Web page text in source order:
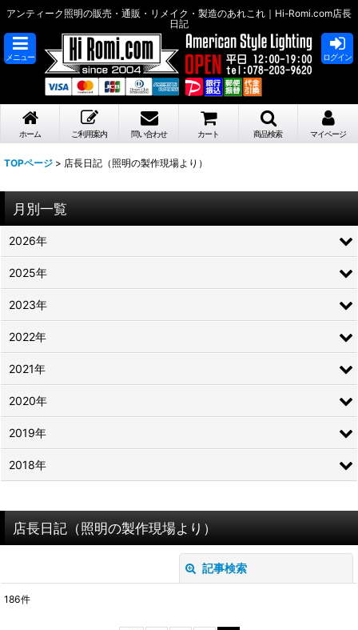
アンティーク照明の販売・通販・リメイク・製造のあれこれ｜Hi-Romi.com店長
日記
メニュー ログイン
ホーム ご利用案内 問い合わせ カート 商品検索 マイページ
TOPページ > 店長日記（照明の製作現場より）
店長日記（照明の製作現場より）
記事検索
186件
月別一覧
2026年
2025年
2023年
2022年
2021年
2020年
2019年
2018年